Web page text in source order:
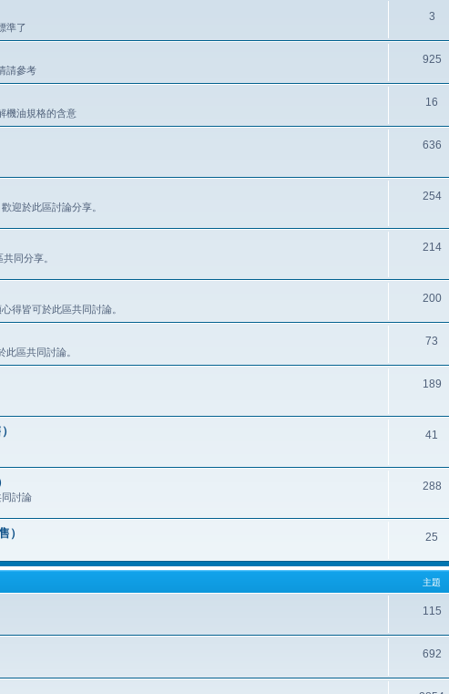
準了
3
請參考
925
機油規格的含意
16
636
迎於此區討論分享。
254
同分享。
214
得皆可於此區共同討論。
200
區共同討論。
73
189
41
同討論
288
） 25
主題
115
692